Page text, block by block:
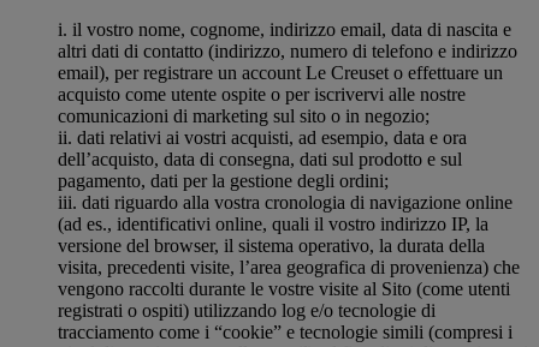
i. il vostro nome, cognome, indirizzo email, data di nascita e
altri dati di contatto (indirizzo, numero di telefono e indirizzo
email), per registrare un account Le Creuset o effettuare un
acquisto come utente ospite o per iscrivervi alle nostre
comunicazioni di marketing sul sito o in negozio;
ii. dati relativi ai vostri acquisti, ad esempio, data e ora
dell’acquisto, data di consegna, dati sul prodotto e sul
pagamento, dati per la gestione degli ordini;
iii. dati riguardo alla vostra cronologia di navigazione online
(ad es., identificativi online, quali il vostro indirizzo IP, la
versione del browser, il sistema operativo, la durata della
visita, precedenti visite, l’area geografica di provenienza) che
vengono raccolti durante le vostre visite al Sito (come utenti
registrati o ospiti) utilizzando log e/o tecnologie di
tracciamento come i “cookie” e tecnologie simili (compresi i